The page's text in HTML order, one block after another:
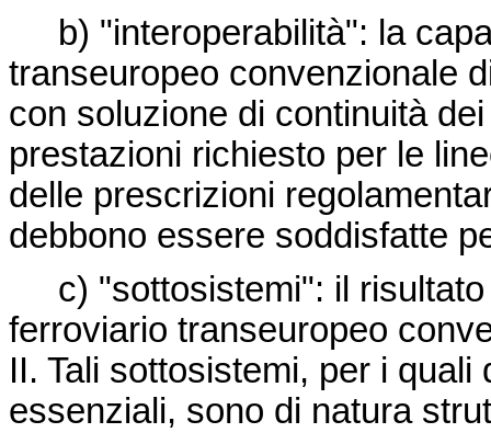
b) "interoperabilità": la
transeuropeo convenzionale
con soluzione di continuità
prestazioni richiesto per le
delle prescrizioni
debbono essere soddisfatte
c) "sottosistemi": il
ferroviario transeuropeo
II. Tali sottosistemi, per i
essenziali, sono di natura